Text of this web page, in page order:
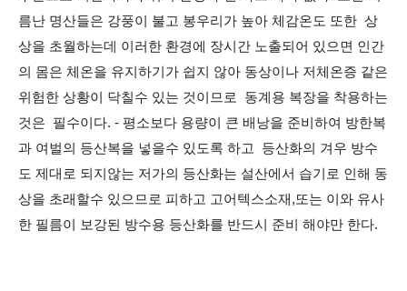
름난 명산들은 강풍이 불고 봉우리가 높아 체감온도 또한 상
상을 초월하는데 이러한 환경에 장시간 노출되어 있으면 인간
의 몸은 체온을 유지하기가 쉽지 않아 동상이나 저체온증 같은
위험한 상황이 닥칠수 있는 것이므로 동계용 복장을 착용하는
것은 필수이다. - 평소보다 용량이 큰 배낭을 준비하여 방한복
과 여벌의 등산복을 넣을수 있도록 하고 등산화의 겨우 방수
도 제대로 되지않는 저가의 등산화는 설산에서 습기로 인해 동
상을 초래할수 있으므로 피하고 고어텍스소재,또는 이와 유사
한 필름이 보강된 방수용 등산화를 반드시 준비 해야만 한다.